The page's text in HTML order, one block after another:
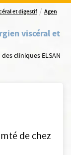
et digestif / Agen
viscéral et
cliniques ELSAN
de chez